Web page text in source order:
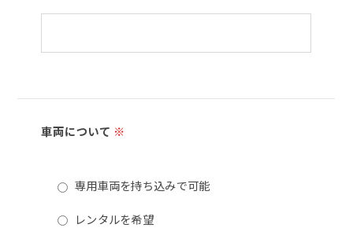
車両について ※
専用車両を持ち込みで可能
レンタルを希望